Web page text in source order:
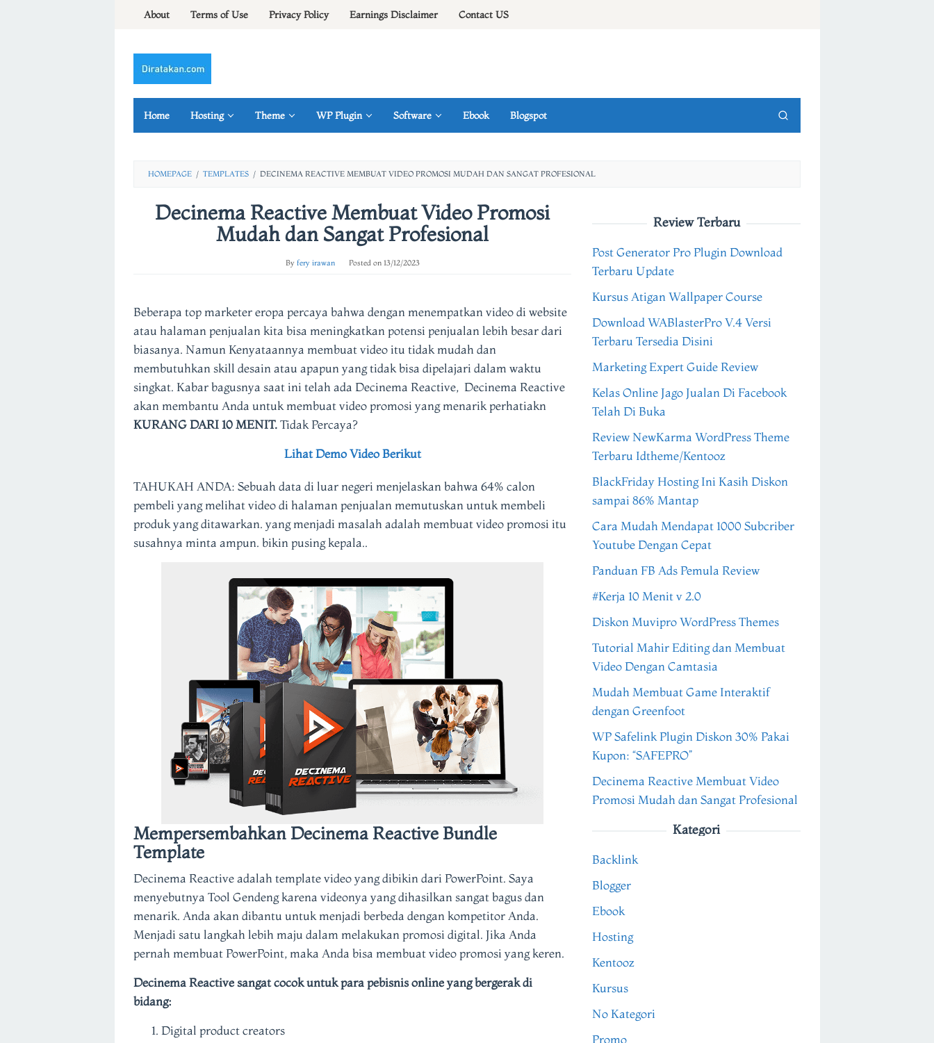
About Terms of Use Privacy Policy Earnings Disclaimer Contact US
Home Hosting Theme WP Plugin Software Ebook Blogspot
HOMEPAGE / TEMPLATES / DECINEMA REACTIVE MEMBUAT VIDEO PROMOSI MUDAH DAN SANGAT PROFESIONAL
Decinema Reactive Membuat Video Promosi
Mudah dan Sangat Profesional
By fery irawan Posted on 13/12/2023
Beberapa top marketer eropa percaya bahwa dengan menempatkan video di website
atau halaman penjualan kita bisa meningkatkan potensi penjualan lebih besar dari
biasanya. Namun Kenyataannya membuat video itu tidak mudah dan
membutuhkan skill desain atau apapun yang tidak bisa dipelajari dalam waktu
singkat. Kabar bagusnya saat ini telah ada Decinema Reactive, Decinema Reactive
akan membantu Anda untuk membuat video promosi yang menarik perhatiakn
KURANG DARI 10 MENIT.Tidak Percaya?
Lihat Demo Video Berikut
TAHUKAH ANDA: Sebuah data di luar negeri menjelaskan bahwa 64% calon
pembeli yang melihat video di halaman penjualan memutuskan untuk membeli
produk yang ditawarkan. yang menjadi masalah adalah membuat video promosi itu
susahnya minta ampun. bikin pusing kepala..
Mempersembahkan Decinema Reactive Bundle
Template
Decinema Reactive adalah template video yang dibikin dari PowerPoint. Saya
menyebutnya Tool Gendeng karena videonya yang dihasilkan sangat bagus dan
menarik. Anda akan dibantu untuk menjadi berbeda dengan kompetitor Anda.
Menjadi satu langkah lebih maju dalam melakukan promosi digital. Jika Anda
pernah membuat PowerPoint, maka Anda bisa membuat video promosi yang keren.
Decinema Reactive sangat cocok untuk para pebisnis online yang bergerak di
bidang:
Digital product creators
Review Terbaru
Post Generator Pro Plugin Download
Terbaru Update
Kursus Atigan Wallpaper Course
Download WABlasterPro V.4 Versi
Terbaru Tersedia Disini
Marketing Expert Guide Review
Kelas Online Jago Jualan Di Facebook
Telah Di Buka
Review NewKarma WordPress Theme
Terbaru Idtheme/Kentooz
BlackFriday Hosting Ini Kasih Diskon
sampai 86% Mantap
Cara Mudah Mendapat 1000 Subcriber
Youtube Dengan Cepat
Panduan FB Ads Pemula Review
#Kerja 10 Menit v 2.0
Diskon Muvipro WordPress Themes
Tutorial Mahir Editing dan Membuat
Video Dengan Camtasia
Mudah Membuat Game Interaktif
dengan Greenfoot
WP Safelink Plugin Diskon 30% Pakai
Kupon: “SAFEPRO”
Decinema Reactive Membuat Video
Promosi Mudah dan Sangat Profesional
Kategori
Backlink
Blogger
Ebook
Hosting
Kentooz
Kursus
No Kategori
Promo